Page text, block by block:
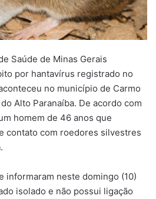
Saúde de Minas Gerais
por hantavírus registrado no
no município de Carmo
Alto Paranaíba. De acordo com
homem de 46 anos que
contato com roedores silvestres
informaram neste domingo (10)
isolado e não possui ligação